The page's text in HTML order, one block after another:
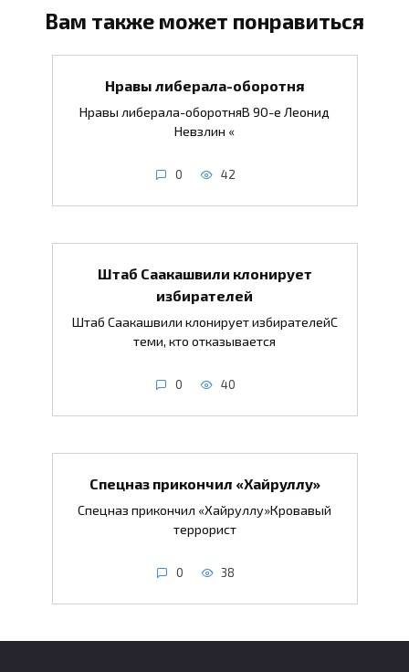
Вам также может понравиться
Нравы либерала-оборотня
Нравы либерала-оборотняВ 90-е Леонид
Невзлин «
0 42
Штаб Саакашвили клонирует
избирателей
Штаб Саакашвили клонирует избирателейС
теми, кто отказывается
0 40
Спецназ прикончил «Хайруллу»
Спецназ прикончил «Хайруллу»Кровавый
террорист
0 38